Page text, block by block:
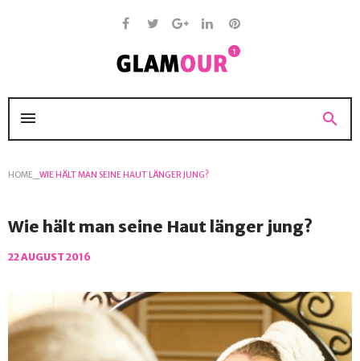
+
LinkedinPinterest
search
menu
HOME WIE HÄLT MAN SEINE HAUT LÄNGER JUNG?
Wie hält man seine Haut länger jung?
22 AUGUST 2016